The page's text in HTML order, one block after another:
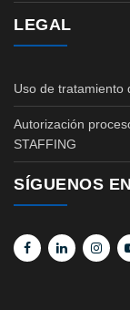
LEGAL
Uso de tratamiento
Autorización
STAFFING
SÍGUENOS